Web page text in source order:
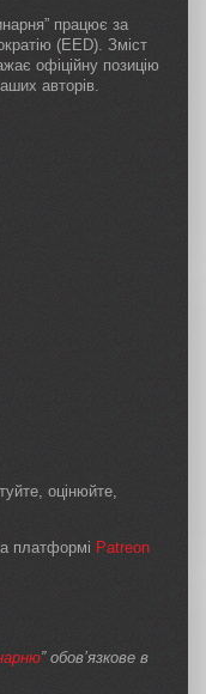
працює за
(EED). Зміст
офіційну позицію
авторів.
оцінюйте,
платформі Patreon
” обов’язкове в